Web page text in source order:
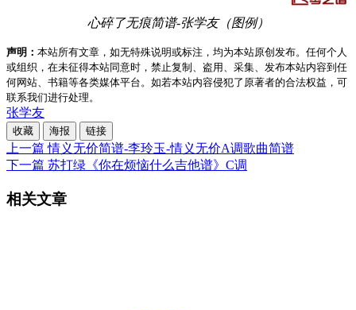
心碎了无痕简谱-张学友（图例）
声明： 本站所有文章，如无特殊说明或标注，均为本站原创发布。任何个人
或组织，在未征得本站同意时，禁止复制、盗用、采集、发布本站内容到任
何网站、书籍等各类媒体平台。如若本站内容侵犯了原著者的合法权益，可
联系我们进行处理。
张学友
收藏 海报 链接
上一篇 情义无价简谱-李玲玉-情义无价A调歌曲简谱
下一篇 苏打绿《你在烦恼什么吉他谱》C调
相关文章